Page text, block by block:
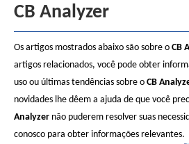
CB Analyzer
Os artigos mostrados abaixo são sobre o CB
artigos relacionados, você pode obter
uso ou últimas tendências sobre o CB
novidades lhe dêem a ajuda de que você
Analyzer não puderem resolver suas
conosco para obter informações relevantes.